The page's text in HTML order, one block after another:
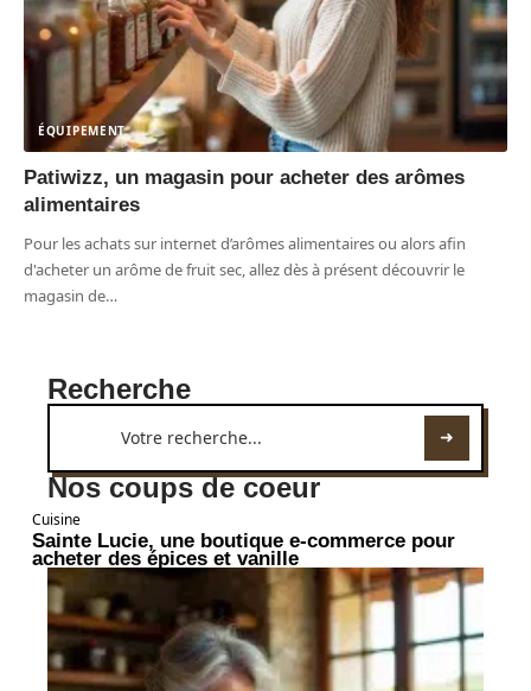
ÉQUIPEMENT
Patiwizz, un magasin pour acheter des arômes
alimentaires
Pour les achats sur internet d’arômes alimentaires ou alors afin
d'acheter un arôme de fruit sec, allez dès à présent découvrir le
magasin de…
Recherche
Nos coups de coeur
Cuisine
Sainte Lucie, une boutique e-commerce pour
acheter des épices et vanille